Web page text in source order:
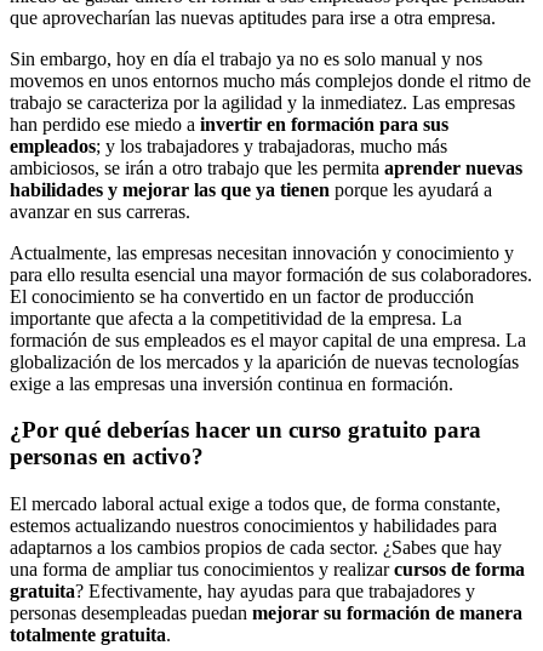
que aprovecharían las nuevas aptitudes para irse a otra empresa.
Sin embargo, hoy en día el trabajo ya no es solo manual y nos
movemos en unos entornos mucho más complejos donde el ritmo de
trabajo se caracteriza por la agilidad y la inmediatez. Las empresas
han perdido ese miedo a invertir en formación para sus
empleados; y los trabajadores y trabajadoras, mucho más
ambiciosos, se irán a otro trabajo que les permita aprender nuevas
habilidades y mejorar las que ya tienen porque les ayudará a
avanzar en sus carreras.
Actualmente, las empresas necesitan innovación y conocimiento y
para ello resulta esencial una mayor formación de sus colaboradores.
El conocimiento se ha convertido en un factor de producción
importante que afecta a la competitividad de la empresa. La
formación de sus empleados es el mayor capital de una empresa. La
globalización de los mercados y la aparición de nuevas tecnologías
exige a las empresas una inversión continua en formación.
¿Por qué deberías hacer un curso gratuito para
personas en activo?
El mercado laboral actual exige a todos que, de forma constante,
estemos actualizando nuestros conocimientos y habilidades para
adaptarnos a los cambios propios de cada sector. ¿Sabes que hay
una forma de ampliar tus conocimientos y realizarcursos de forma
gratuita? Efectivamente, hay ayudas para que trabajadores y
personas desempleadas puedan mejorar su formación de manera
totalmente gratuita.